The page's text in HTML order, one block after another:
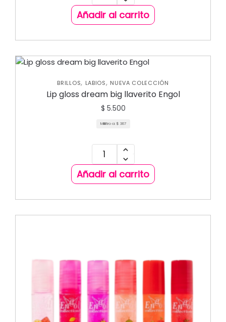
Añadir al carrito
BRILLOS, LABIOS, NUEVA COLECCIÓN
Lip gloss dream big llaverito Engol
$ 5.500
Mililitro a: $ 367
Añadir al carrito